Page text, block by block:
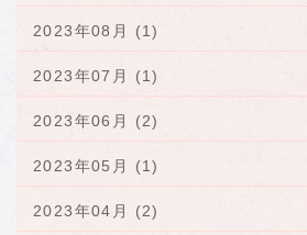
2023年08月 (1)
2023年07月 (1)
2023年06月 (2)
2023年05月 (1)
2023年04月 (2)